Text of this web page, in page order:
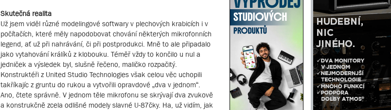
Skutečná realita
Už jsem viděl různé modelingové softwary v plechových krabicích i v
počítačích, které měly napodobovat chování některých mikrofonních
legend, ať už při nahrávání, či při postprodukci. Mně to ale připadalo
jako vytahování králíků z klobouku. Téměř vždy to končilo u nul a
jedniček a výsledek byl, slušně řečeno, maličko rozpačitý.
Konstruktéři z United Studio Technologies však celou věc uchopili
takříkajíc z gruntu do rukou a vytvořili opravdové „dva v jednom“.
Ano, čtete správně. V jednom těle mikrofonu se skrývají dva zvukově
a konstrukčně zcela odlišné modely slavné U-87čky. Ha, už vidím, jak